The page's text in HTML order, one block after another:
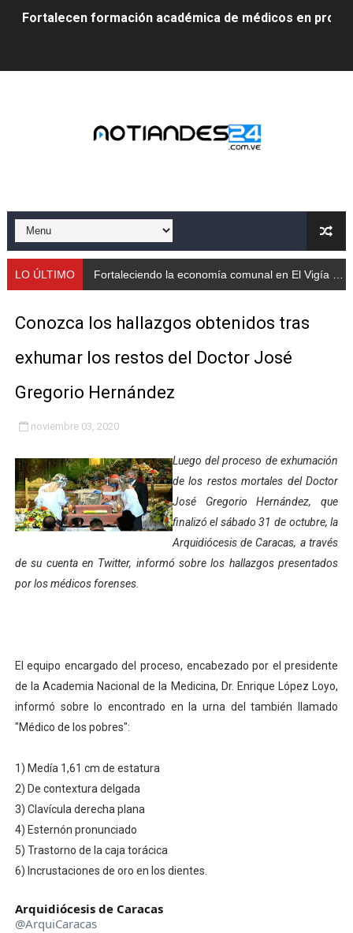
Fortalecen formación académica de médicos en
Fundecem inició con éxito el taller vacacional de
Iniciación al yoga reúne a diversos clubes deportivos
Mincomunas impulsa el autogobierno en Mérida con
Gobernación de Mérida realizó jornada socialista en
Recreación y formación fortalecen la integración
Club "Rápidos de Zea" brilló en el Primer Festival de
84 estudiantes celebraron su graduación en el
Cmdnna lleva esperanza y atención a casas de abrigo
Plan Vacacional Venezuela Renace 2026 arrancó con
Venezuela Renace 2026 lleva sonrisas y prevención a
Mérida impulsa el mapa de conocimientos con
Complejo Educativo Talento Deportivo lanza Plan
Arnaldo Sánchez reinaugura Parque Recreacional
Corposalud inició talleres para aspirantes al curso de
LO ÚLTIMO Fortaleciendo la economía comunal en El Vigía con microcréditos a emprendedores y producto
Conozca los hallazgos obtenidos tras
exhumar los restos del Doctor José
Gregorio Hernández
noviembre 03, 2020
Luego del proceso de exhumación
de los restos mortales del Doctor
José Gregorio Hernández, que
finalizó el sábado 31 de octubre, la
Arquidiócesis de Caracas, a través
de su cuenta en Twitter, informó sobre los hallazgos presentados
por los médicos forenses.
El equipo encargado del proceso, encabezado por el presidente
de la Academia Nacional de la Medicina, Dr. Enrique López Loyo,
informó sobre lo encontrado en la urna del también llamado
"Médico de los pobres":
1) Medía 1,61 cm de estatura
2) De contextura delgada
3) Clavícula derecha plana
4) Esternón pronunciado
5) Trastorno de la caja torácica
6) Incrustaciones de oro en los dientes.
Arquidiócesis de Caracas
@ArquiCaracas